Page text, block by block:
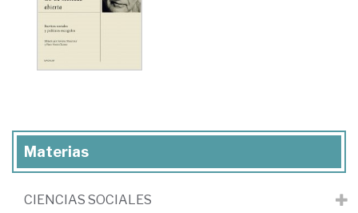
Materias
CIENCIAS SOCIALES